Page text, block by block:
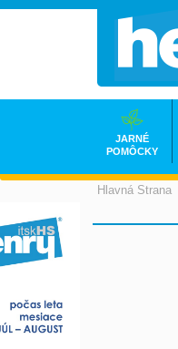
Hlavná Strana
JARNÉ
POMÔCKY